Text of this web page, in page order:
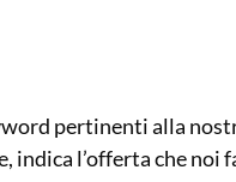
pertinenti alla
indica l’offerta che noi